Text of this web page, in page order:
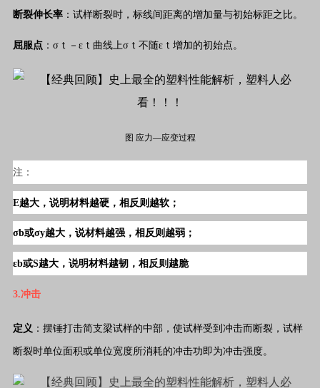
断裂伸长率 ：试样断裂时，标线间距离的增加量与初始标距之比。
屈服点 ：σｔ－εｔ曲线上σｔ不随εｔ增加的初始点。
图 应力—应变过程
注：
E越大，说明材料越硬，相反则越软；
σb或σy越大，说材料越强，相反则越弱；
εb或S越大，说明材料越韧，相反则越脆
3.冲击
定义 ：摆锤打击简支梁试样的中部，使试样受到冲击而断裂，试样
断裂时单位面积或单位宽度所消耗的冲击功即为冲击强度。